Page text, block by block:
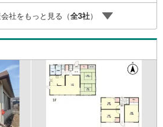
専門資格を持つスタッフが多数在籍して
からの資料請求、お問い合わせをお待ち
社をもっと見る（全3社）